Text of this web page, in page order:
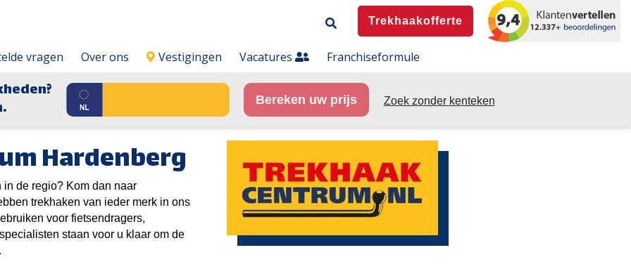
Trekhaakofferte
vragen Over ons Vestigingen Vacatures Franchiseformule
Bereken uw prijs Zoek zonder kenteken
Hardenberg
de regio? Kom dan naar
trekhaken van ieder merk in ons
voor fietsendragers,
staan voor u klaar om de